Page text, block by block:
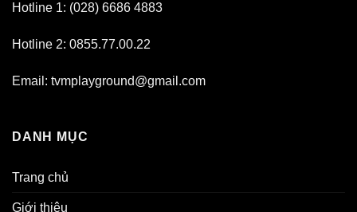
Hotline 1: (028) 6686 4883
Hotline 2: 0855.77.00.22
Email: tvmplayground@gmail.com
DANH MỤC
Trang chủ
Giới thiệu